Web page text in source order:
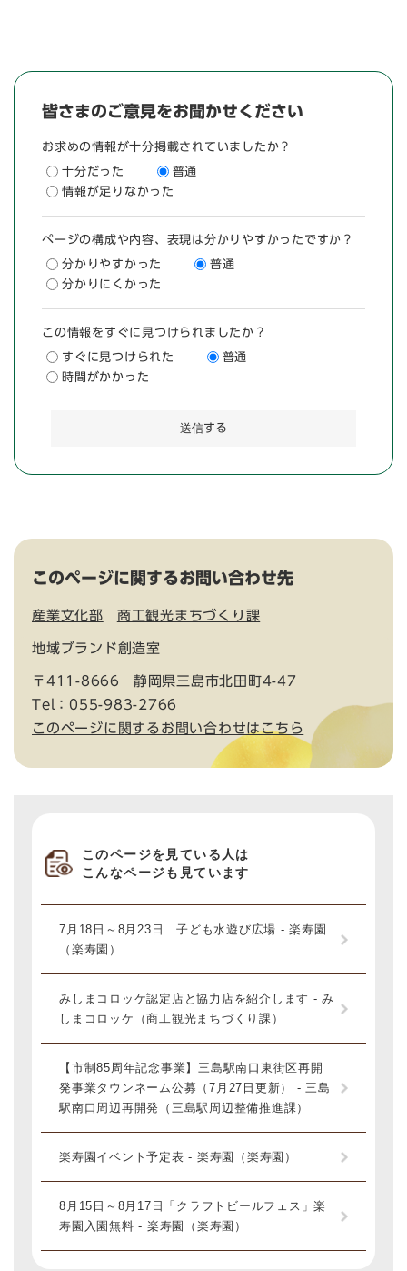
皆さまのご意見をお聞かせください
お求めの情報が十分掲載されていましたか？
十分だった
普通
情報が足りなかった
ページの構成や内容、表現は分かりやすかったですか？
分かりやすかった
普通
分かりにくかった
この情報をすぐに見つけられましたか？
すぐに見つけられた
普通
時間がかかった
このページに関するお問い合わせ先
産業文化部 商工観光まちづくり課
地域ブランド創造室
〒411-8666
静岡県三島市北田町4-47
Tel：055-983-2766
このページに関するお問い合わせはこちら
このページを見ている人は
こんなページも見ています
7月18日～8月23日 子ども水遊び広場 - 楽寿園
（楽寿園）
みしまコロッケ認定店と協力店を紹介します - み
しまコロッケ（商工観光まちづくり課）
【市制85周年記念事業】三島駅南口東街区再開
発事業タウンネーム公募（7月27日更新） - 三島
駅南口周辺再開発（三島駅周辺整備推進課）
楽寿園イベント予定表 - 楽寿園（楽寿園）
8月15日～8月17日「クラフトビールフェス」楽
寿園入園無料 - 楽寿園（楽寿園）